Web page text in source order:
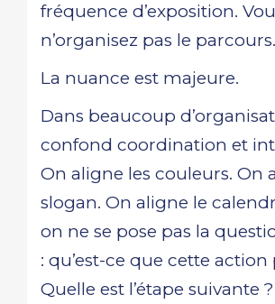
fréquence d’exposition.
n’organisez pas le parcours.
La nuance est majeure.
Dans beaucoup
confond coordination et
On aligne les couleurs. On
slogan. On aligne le
on ne se pose pas la
: qu’est-ce que cette action
Quelle est l’étape suivante